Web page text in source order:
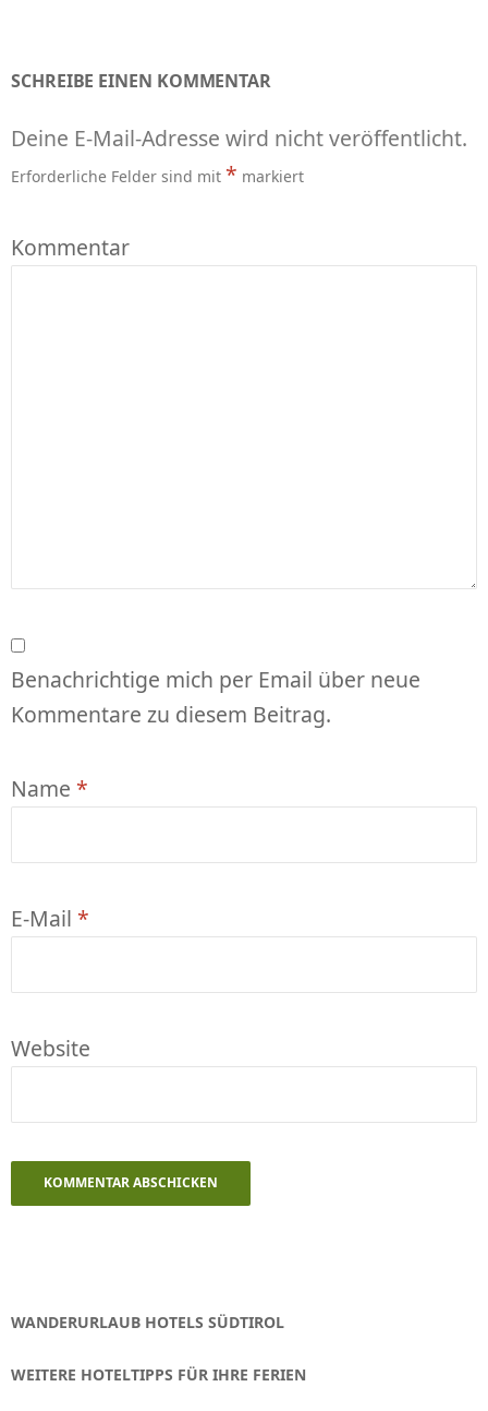
SCHREIBE EINEN KOMMENTAR
Deine E-Mail-Adresse wird nicht veröffentlicht.
Erforderliche Felder sind mit * markiert
Kommentar
Benachrichtige mich per Email über neue
Kommentare zu diesem Beitrag.
Name *
E-Mail *
Website
WANDERURLAUB HOTELS SÜDTIROL
WEITERE HOTELTIPPS FÜR IHRE FERIEN